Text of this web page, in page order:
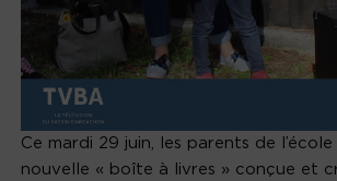
Ce mardi 29 juin, les parents de
nouvelle « boîte à livres » conçue et